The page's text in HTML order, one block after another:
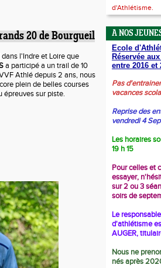
20 de Bourgueil
l'Indre et Loire que
a participé a un trail de 10
Athlé depuis 2 ans, nous
plein de belles courses
épreuves sur piste.
d'Athlétisme.
A NOS
Ecole
Réservée
entre 2016
Pas
vacances
Reprise des
vendredi 4
Les horaires
19 h 15
Pour celles et
essayer,
sur 2 ou 3
soirs de
Le
d'athlétisme
AUGER,
Nous ne
nés après